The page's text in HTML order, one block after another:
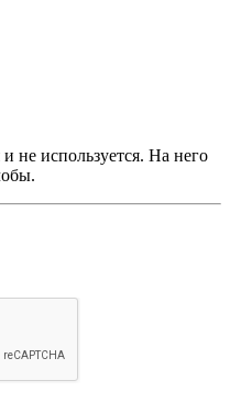
не используется. На него